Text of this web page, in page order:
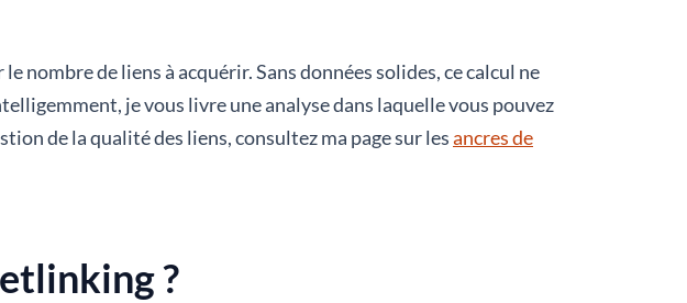
nombre de liens à acquérir. Sans données solides, ce calcul ne
je vous livre une analyse dans laquelle vous pouvez
de la qualité des liens, consultez ma page sur lesancres de
?